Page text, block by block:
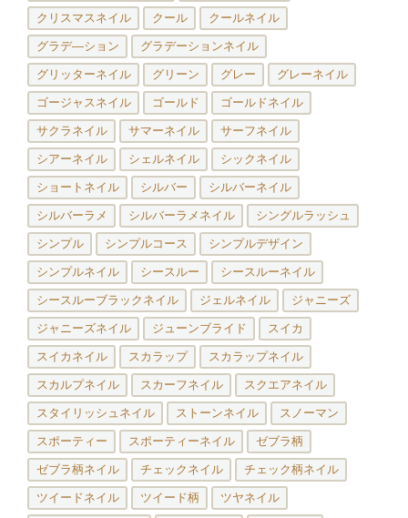
クリスマスネイル クール クールネイル
グラデ―ション グラデーションネイル
グリッターネイル グリーン グレー グレーネイル
ゴージャスネイル ゴールド ゴールドネイル
サクラネイル サマーネイル サーフネイル
シアーネイル シェルネイル シックネイル
ショートネイル シルバー シルバーネイル
シルバーラメ シルバーラメネイル シングルラッシュ
シンプル シンプルコース シンプルデザイン
シンプルネイル シースルー シースルーネイル
シースルーブラックネイル ジェルネイル ジャニーズ
ジャニーズネイル ジューンブライド スイカ
スイカネイル スカラップ スカラップネイル
スカルプネイル スカーフネイル スクエアネイル
スタイリッシュネイル ストーンネイル スノーマン
スポーティー スポーティーネイル ゼブラ柄
ゼブラ柄ネイル チェックネイル チェック柄ネイル
ツイードネイル ツイード柄 ツヤネイル